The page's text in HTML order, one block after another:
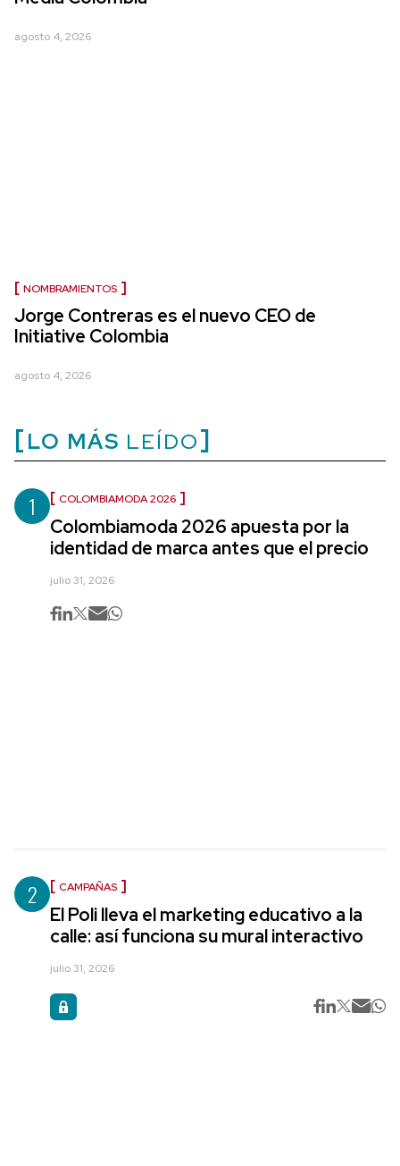
agosto 4, 2026
NOMBRAMIENTOS
Jorge Contreras es el nuevo CEO de
Initiative Colombia
agosto 4, 2026
LO MÁS LEÍDO
1 COLOMBIAMODA 2026
Colombiamoda 2026 apuesta por la
identidad de marca antes que el precio
julio 31, 2026
2 CAMPAÑAS
El Poli lleva el marketing educativo a la
calle: así funciona su mural interactivo
julio 31, 2026